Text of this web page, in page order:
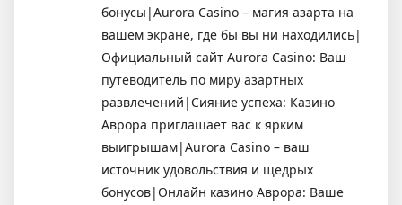
бонусы|Aurora Casino – магия азарта на
вашем экране, где бы вы ни находились|
Официальный сайт Aurora Casino: Ваш
путеводитель по миру азартных
развлечений|Сияние успеха: Казино
Аврора приглашает вас к ярким
выигрышам|Aurora Casino – ваш
источник удовольствия и щедрых
бонусов|Онлайн казино Аврора: Ваше